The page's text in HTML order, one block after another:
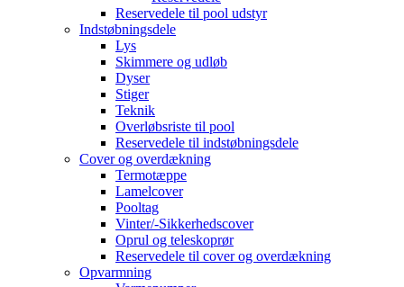
Reservedele til pool udstyr
Indstøbningsdele
Lys
Skimmere og udløb
Dyser
Stiger
Teknik
Overløbsriste til pool
Reservedele til indstøbningsdele
Cover og overdækning
Termotæppe
Lamelcover
Pooltag
Vinter/-Sikkerhedscover
Oprul og teleskoprør
Reservedele til cover og overdækning
Opvarmning